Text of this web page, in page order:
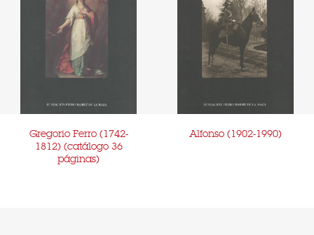
Gregorio Ferro (1742-
1812) (catálogo 36
páginas)
Alfonso (1902-1990)